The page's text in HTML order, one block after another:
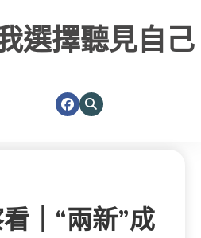
選擇聽見自己
｜“兩新”成